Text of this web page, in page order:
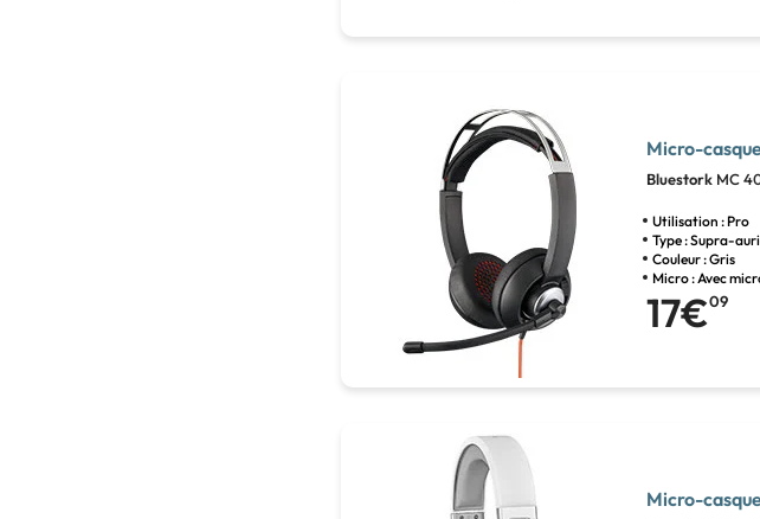
Micro-
Bluestork MC
Utilisation : Pro
Type : Supra-
Couleur : Gris
Micro : Avec
17€09
Micro-